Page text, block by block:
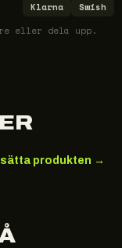
Klarna
Swish
eller dela upp.
produkten →